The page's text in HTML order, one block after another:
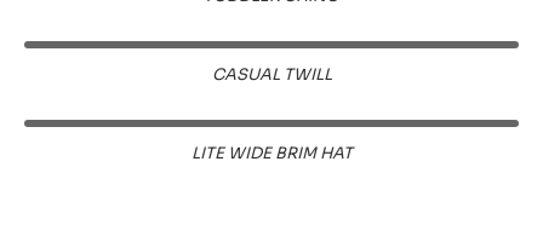
CASUAL TWILL
LITE WIDE BRIM HAT